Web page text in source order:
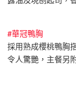
#華冠鴨胸
採用熟成櫻桃鴨胸
令人驚艷，主餐另